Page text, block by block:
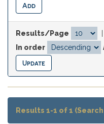
Results/Page
In order
Results 1-1 of 1